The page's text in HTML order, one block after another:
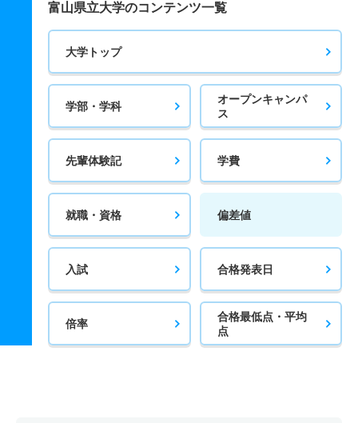
富山県立大学のコンテンツ一覧
大学トップ
学部・学科
オープンキャンパ
ス
先輩体験記 学費
就職・資格 偏差値
入試 合格発表日
倍率
合格最低点・平均
点